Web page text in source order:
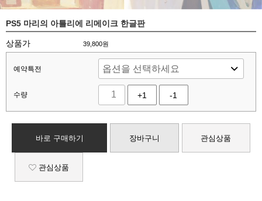
PS5 마리의 아틀리에 리메이크 한글판
상품가 39,800원
예약특전
수량 +1 -1
바로 구매하기 장바구니 관심상품
관심상품